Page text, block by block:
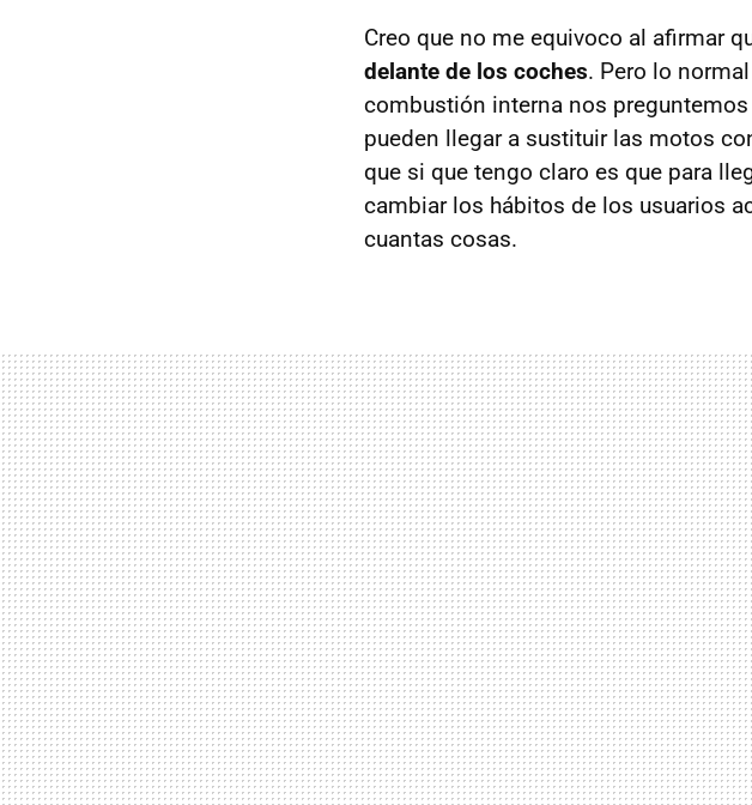
Creo que no me equivoco al afirmar
delante de los coches. Pero lo
combustión interna nos
pueden llegar a sustituir las motos
que si que tengo claro es que para
cambiar los hábitos de los usuarios
cuantas cosas.